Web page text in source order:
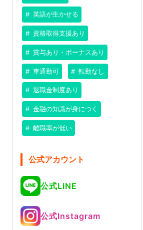
英語が生かせる
資格取得支援あり
賞与あり・ボーナスあり
車通勤可 転勤なし
退職金制度あり
金融の知識が身につく
離職率が低い
公式アカウント
公式LINE
公式Instagram